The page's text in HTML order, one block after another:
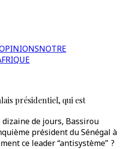
NOTRE
présidentiel, qui est
de jours, Bassirou
président du Sénégal à
ce leader “antisystème” ?